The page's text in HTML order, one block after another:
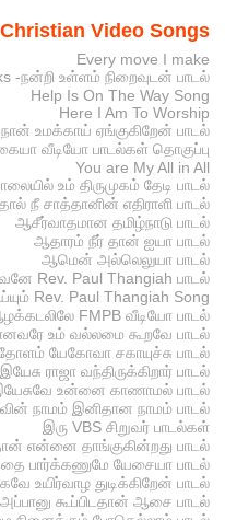
Video Songs
Every move I make
-நன்றி உள்ளம் நிறைவுடன் பாடல்
Help Is On The Way Song
Here I Am To Worship
உமக்காய் ஏங்குகிறேன் பாடல்
வீடியோ பாடல்கள் தொகுப்பு
You are My All in All
உம் திருமுகம் தேடி பாடல்
நீ சாத்தானின் எதிராளி பாடல்
ஆசீர்வாதமான தமிழ்நாடு பாடல்
ஆதாரம் நீர் தான் ஐயா பாடல்
ஆமென் அல்லெலுயா பாடல்
Rev. Paul Thangiah பாடல்
Rev. Paul Thangiah Song
FMPB வீடியோ பாடல்
உம் வல்லமை கூறவே பாடல்
யேகோவா சகாயுச்சு பாடல்
இயேசு ராஜா வந்திருக்கிறார் பாடல்
உன்னை காணாமல் பாடல்
நாமம் இனிதான நாமம் பாடல்
இரு VBS சிறுவர் பாடல்கள்
என்னை தாங்குகின்றது பாடல்
பார்க்கணுமே யேசையா பாடல்
உயிர்வாழ துடிக்கிறேன் பாடல்
கூப்பிடதான் ஆசை பாடல்